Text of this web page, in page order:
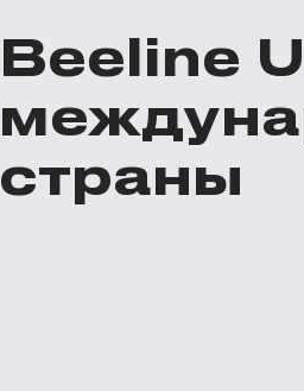
Beeline
страны